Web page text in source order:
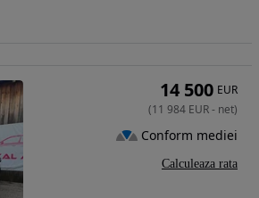
14 500 EUR
(11 984 EUR- net)
Conform mediei
Calculeaza rata